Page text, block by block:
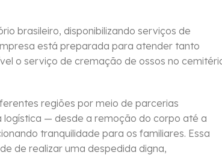
brasileiro, disponibilizando serviços de
está preparada para atender tanto
o serviço de cremação de ossos no
regiões por meio de parcerias
— desde a remoção do corpo até a
tranquilidade para os familiares. Essa
de realizar uma despedida digna,